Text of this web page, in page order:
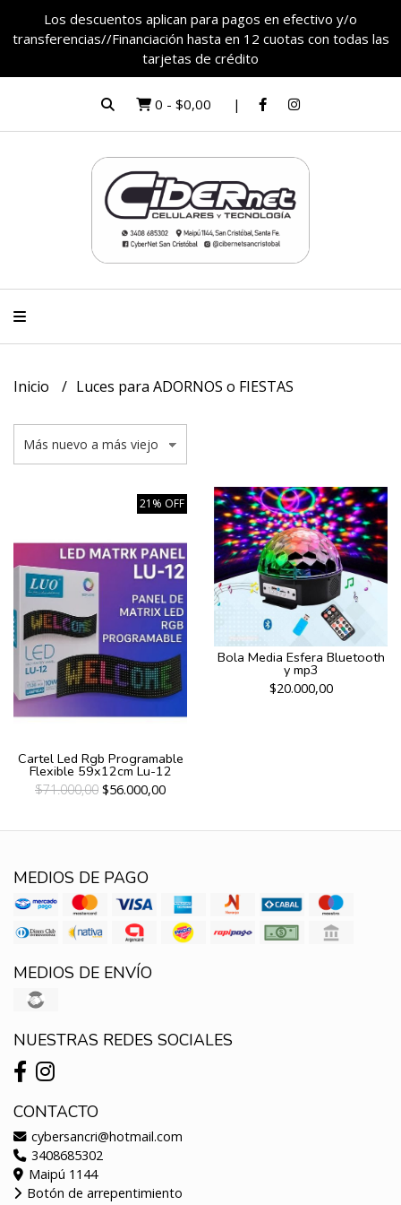
Los descuentos aplican para pagos en efectivo y/o
transferencias//Financiación hasta en 12 cuotas con todas las
tarjetas de crédito
0 - $0,00
Inicio Luces para ADORNOS o FIESTAS
21% OFF
Cartel Led Rgb Programable
Flexible 59x12cm Lu-12
$71.000,00 $56.000,00
Bola Media Esfera Bluetooth
y mp3
$20.000,00
MEDIOS DE PAGO
MEDIOS DE ENVÍO
NUESTRAS REDES SOCIALES
CONTACTO
cybersancri@hotmail.com
3408685302
Maipú 1144
Botón de arrepentimiento